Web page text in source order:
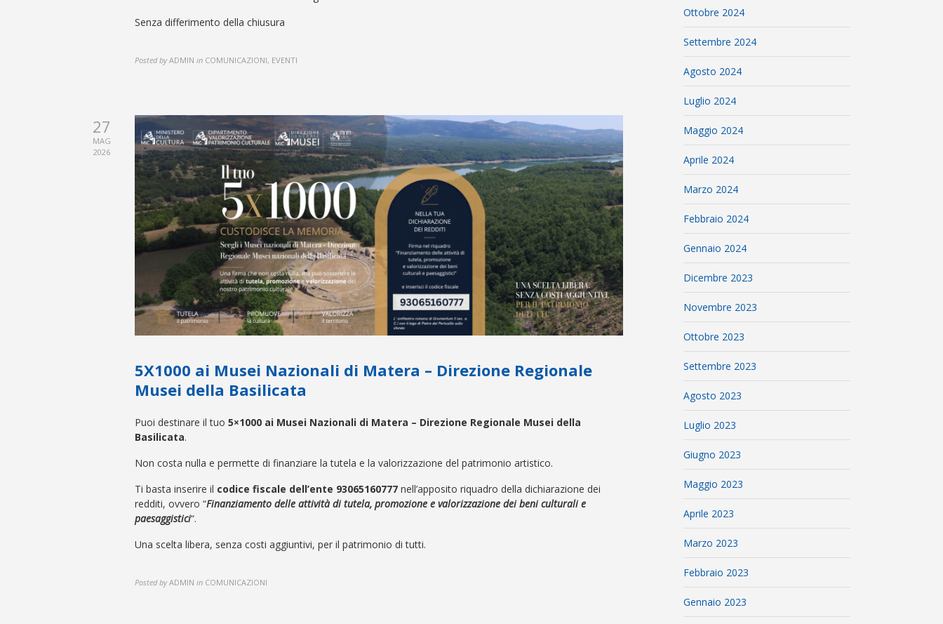
Senza differimento della chiusura
Posted by ADMIN in COMUNICAZIONI, EVENTI
27
MAG
2026
5X1000 ai Musei Nazionali di Matera – Direzione Regionale
Musei della Basilicata
Puoi destinare il tuo 5×1000 ai Musei Nazionali di Matera – Direzione Regionale Musei della
Basilicata.
Non costa nulla e permette di finanziare la tutela e la valorizzazione del patrimonio artistico.
Ti basta inserire il codice fiscale dell’ente 93065160777 nell’apposito riquadro della dichiarazione dei
redditi, ovvero “Finanziamento delle attività di tutela, promozione e valorizzazione dei beni culturali e
paesaggistici“.
Una scelta libera, senza costi aggiuntivi, per il patrimonio di tutti.
Posted by ADMIN in COMUNICAZIONI
Ottobre 2024
Settembre 2024
Agosto 2024
Luglio 2024
Maggio 2024
Aprile 2024
Marzo 2024
Febbraio 2024
Gennaio 2024
Dicembre 2023
Novembre 2023
Ottobre 2023
Settembre 2023
Agosto 2023
Luglio 2023
Giugno 2023
Maggio 2023
Aprile 2023
Marzo 2023
Febbraio 2023
Gennaio 2023